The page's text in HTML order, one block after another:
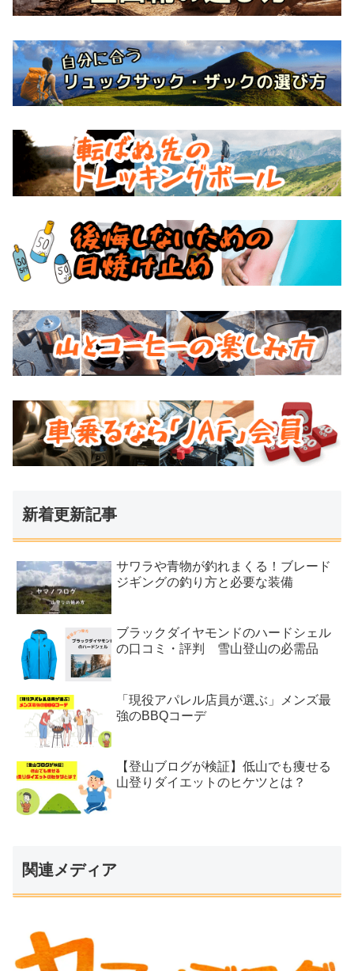
新着更新記事
サワラや青物が釣れまくる！ブレード
ジギングの釣り方と必要な装備
ブラックダイヤモンドのハードシェル
の口コミ・評判 雪山登山の必需品
「現役アパレル店員が選ぶ」メンズ最
強のBBQコーデ
【登山ブログが検証】低山でも痩せる
山登りダイエットのヒケツとは？
関連メディア